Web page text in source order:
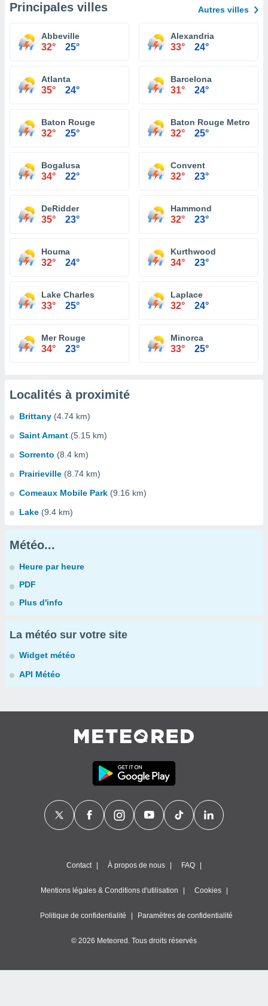
Principales villes Autres villes
Abbeville
32° 25°
Alexandria
33° 24°
Atlanta
35° 24°
Barcelona
31° 24°
Baton Rouge
32° 25°
Baton Rouge
32° 25°
Bogalusa
34° 22°
Convent
32° 23°
DeRidder
35° 23°
Hammond
32° 23°
Houma
32° 24°
Kurthwood
34° 23°
Lake Charles
33° 25°
Laplace
32° 24°
Mer Rouge
34° 23°
Minorca
33° 25°
Localités à proximité
Brittany (4.74 km)
Saint Amant (5.15 km)
Sorrento (8.4 km)
Prairieville (8.74 km)
Comeaux Mobile Park (9.16 km)
Lake (9.4 km)
Météo...
Heure par heure
PDF
Plus d'info
La météo sur votre site
Widget météo
API Météo
Contact À propos de nous FAQ
Mentions légales & Conditions d'utilisation Cookies
Politique de confidentialité Paramètres de confidentialité
© 2026 Meteored. Tous droits réservés